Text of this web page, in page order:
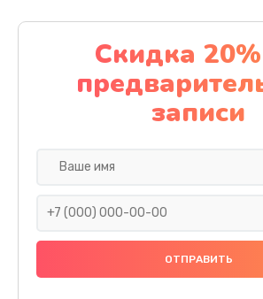
Заказать
Замена дисплея
2000 руб.
Заказать
Ремонт платы
Прошивка
Скидка
записи